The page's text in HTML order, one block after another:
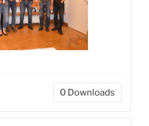
0 Downloads